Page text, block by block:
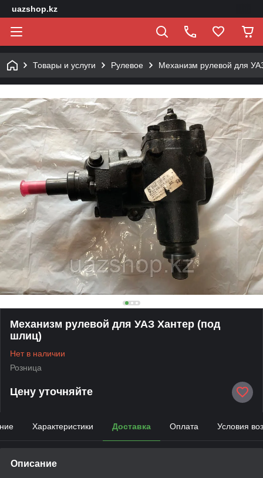
uazshop.kz
Товары и услуги Рулевое Механизм рулевой для
Механизм рулевой для УАЗ Хантер (под
шлиц)
Нет в наличии
Розница
Цену уточняйте
Характеристики Доставка Оплата Условия
Описание